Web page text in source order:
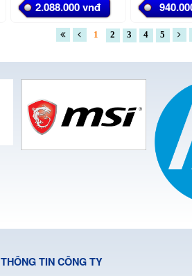
2.088.000 vnđ
1 2 3 4 5
THÔNG TIN CÔNG TY